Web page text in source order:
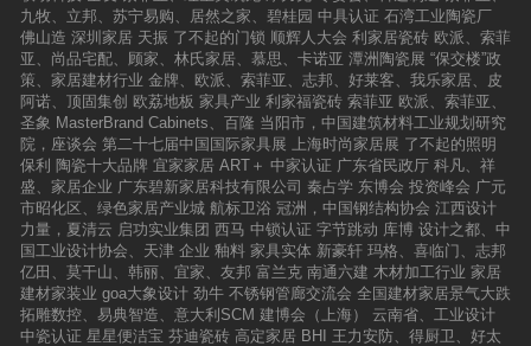
师选手往来所在地与广州之间的交通费以及在广
州期间的食宿费用由主办方负责；八、争议处理
1、如参与设计师与组织机构或参与设计师之间
发生任何争议，如果各方无法自行解决争议，各
方自行寻求法律途径解决；2、如其他方对参与
设计师提出知识产权方面的争议，则由参与设计
师自行处理并承担一切法律责任，如组织机构因
此而被卷入纠纷，所造成的一切损失概由参与设
计师承担；九、生效解释本规则的解释权及修改
权归主办单位。本规则自2016年3月28日起生
效。报名指定官方网站和微信平台：设计星官方
网站：www.cde.ren微信：“设计星”WeChatID:xz
ycde参与及咨询QQ：2630762010咨询电话：
（新中源）400-830-0080 020-89080318 新中
源陶瓷在各地的展厅作为本项目服务站点，接待
各地参与设计师的咨询。
九牧、立邦、苏宁易购、居然之家、碧桂园 中具认证 石湾工业陶瓷厂
佛山造 深圳家居 天振 了不起的门锁 顺辉人大会 利家居瓷砖 欧派、索菲
亚、尚品宅配、顾家、林氏家居、慕思、卡诺亚 潭洲陶瓷展 “保交楼”政
策、家居建材行业 金牌、欧派、索菲亚、志邦、好莱客、我乐家居、皮
阿诺、顶固集创 欧荔地板 家具产业 利家福瓷砖 索菲亚 欧派、索菲亚、
圣象 MasterBrand Cabinets、百隆 当阳市，中国建筑材料工业规划研究
院，座谈会 第二十七届中国国际家具展 上海时尚家居展 了不起的照明
保利 陶瓷十大品牌 宜家家居 ART＋ 中家认证 广东省民政厅 科凡、祥
盛、家居企业 广东碧新家居科技有限公司 秦占学 东博会 投资峰会 广元
市昭化区、绿色家居产业城 航标卫浴 冠洲，中国钢结构协会 江西设计
力量，夏清云 启功实业集团 西马 中锁认证 字节跳动 库博 设计之都、中
国工业设计协会、天津 企业 釉料 家具实体 新豪轩 玛格、喜临门、志邦
亿田、莫干山、韩丽、宜家、友邦 富兰克 南通六建 木材加工行业 家居
建材家装业 goa大象设计 劲牛 不锈钢管廊交流会 全国建材家居景气大跌
拓雕数控、易典智造、意大利SCM 建博会（上海）
云南省、工业设计
中瓷认证 星星便洁宝 芬迪瓷砖 高定家居 BHI 王力安防、得厨卫、好太